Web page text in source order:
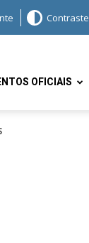
Contraste
OFICIAIS